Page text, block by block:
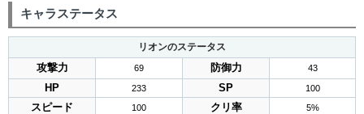
キャラステータス
リオンのステータス
攻撃力
69 防御力 43
HP 233 SP 100
スピード 100 クリ率 5%